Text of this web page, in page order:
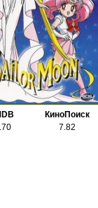
КиноПоиск
7.82